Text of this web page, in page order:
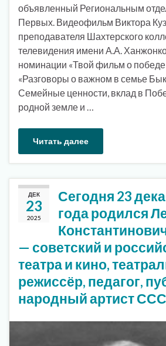
объявленный Региональным
Первых. Видеофильм Виктора
преподавателя Шахтерского
телевидения имени А.А.
номинации «Твой фильм о
«Разговоры о важном в семье
Семейные ценности, вклад в
родной земле и …
Читать далее
ДЕК
23
2025
Сегодня 23
года родился
— советский и
театра и кино,
режиссёр, педагог,
народный артист